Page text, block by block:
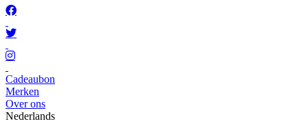
Cadeaubon
Merken
Over ons
Nederlands